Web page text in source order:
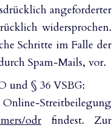
angeforderter
widersprochen.
Schritte im Falle der
Spam-Mails, vor.
und § 36 VSBG:
Streitbeilegung
odr findest. Zur